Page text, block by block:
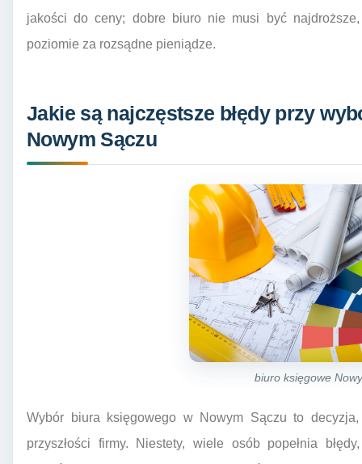
jakości do ceny; dobre biuro nie musi być
poziomie za rozsądne pieniądze.
Jakie są najczęstsze błędy przy
Nowym Sączu
biuro księgowe
Wybór biura księgowego w Nowym Sączu to
przyszłości firmy. Niestety, wiele osób popełnia